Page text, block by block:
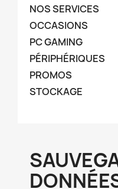
NOS SERVICES
OCCASIONS
PC GAMING
PÉRIPHÉRIQUES
PROMOS
STOCKAGE